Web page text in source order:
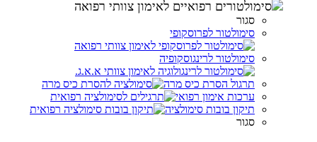
סגור
סימולטור לפרוסקופי
סימולטור לרינגוסקופיה
תרגול הסרת כיס מרה
ערכות אימון רפואי
תיקון בובות סימולציה
סגור